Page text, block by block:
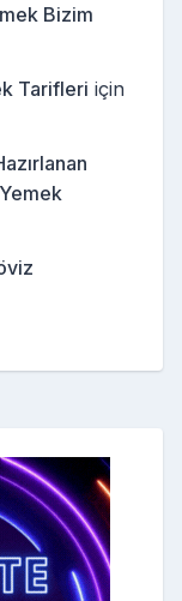
Bizim
Tarifleri için